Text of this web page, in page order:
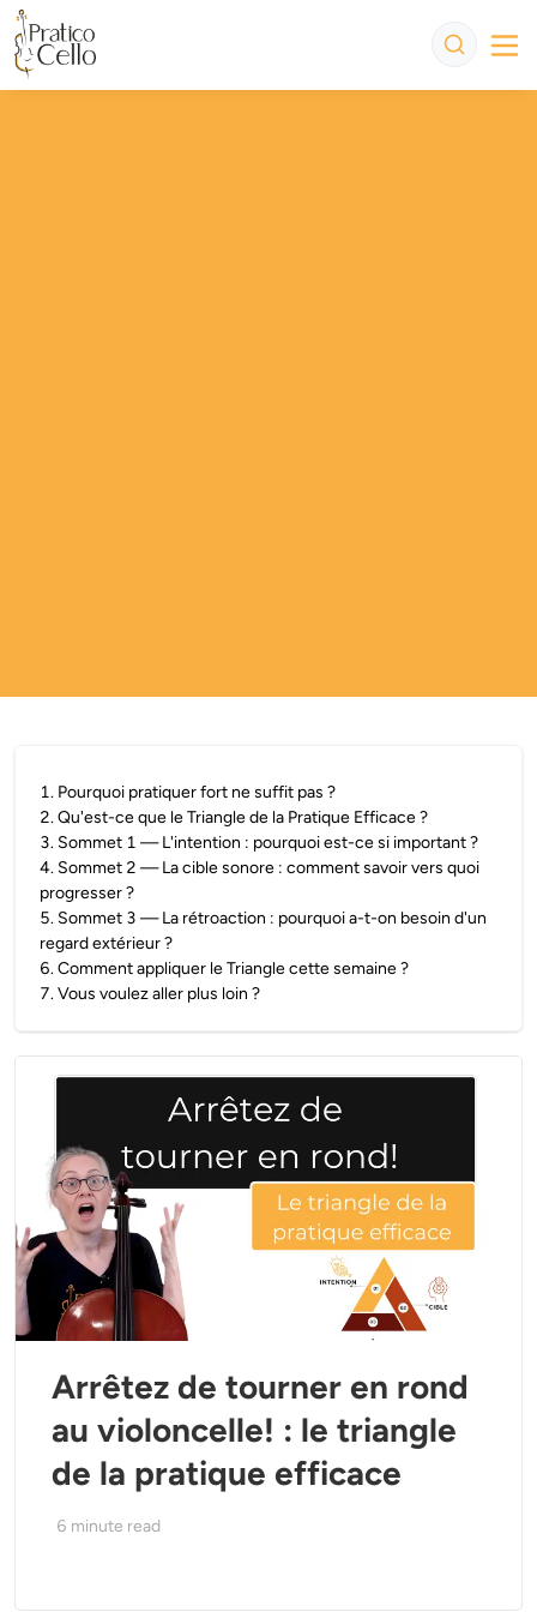
1. Pourquoi pratiquer fort ne suffit pas ?
2.Qu'est-ce que le Triangle de la Pratique Efficace ?
3. Sommet 1 — L'intention : pourquoi est-ce si important ?
4. Sommet 2 — La cible sonore : comment savoir vers quoi
progresser ?
5. Sommet 3 — La rétroaction : pourquoi a-t-on besoin d'un
regard extérieur ?
6.Comment appliquer le Triangle cette semaine ?
7.Vous voulez aller plus loin ?
Arrêtez de tourner en rond
au violoncelle! : le triangle
de la pratique efficace
6 minute read